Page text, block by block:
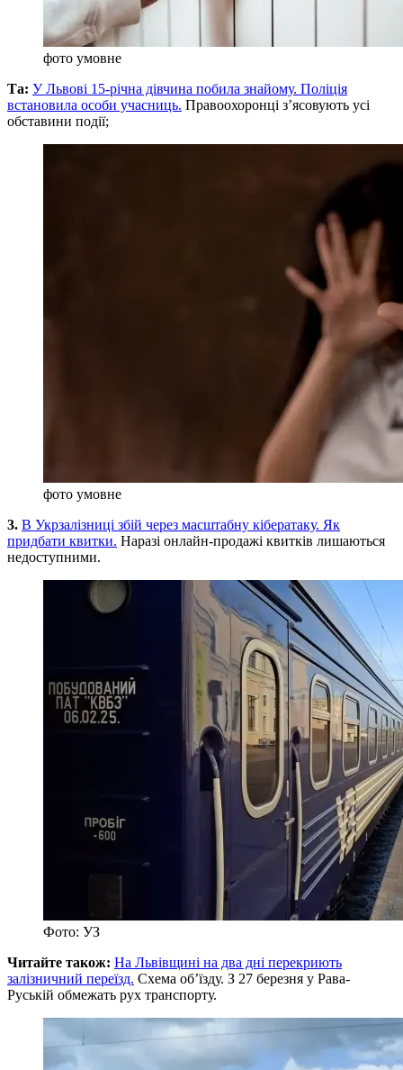
фото умовне
Та: У Львові 15-річна дівчина побила знайому. Поліція
встановила особи учасниць. Правоохоронці з’ясовують усі
обставини події;
фото умовне
3. В Укрзалізниці збій через масштабну кібератаку. Як
придбати квитки. Наразі онлайн-продажі квитків лишаються
недоступними.
Фото: УЗ
Читайте також: На Львівщині на два дні перекриють
залізничний переїзд. Схема об’їзду. З 27 березня у Рава-
Руській обмежать рух транспорту.